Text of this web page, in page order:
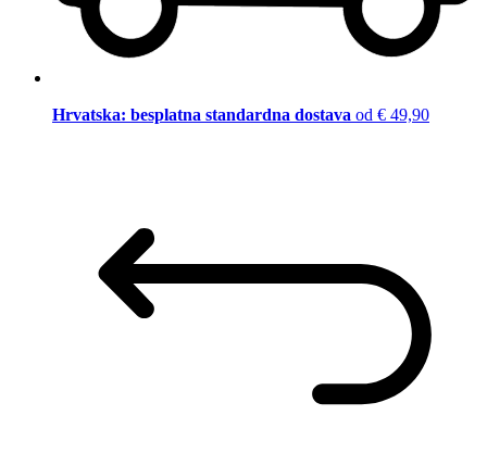
Hrvatska: besplatna standardna dostava od € 49,90